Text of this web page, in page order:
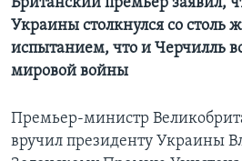
Британский премьер заявил,
Украины столкнулся со столь
испытанием, что и Черчилль
мировой войны
Премьер-министр
вручил президенту Украины